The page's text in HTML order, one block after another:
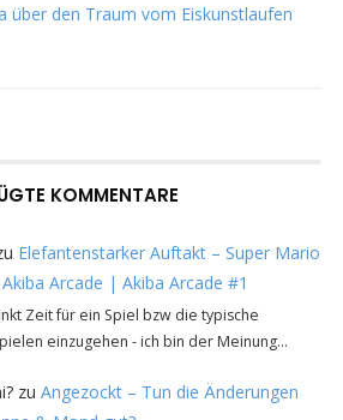
über den Traum vom Eiskunstlaufen
KOMMENTARE
Elefantenstarker Auftakt – Super Mario
Arcade | Akiba Arcade #1
Zeit für ein Spiel bzw die typische
einzugehen - ich bin der Meinung…
zuAngezockt – Tun die Änderungen